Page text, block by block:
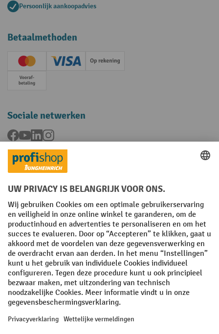
Persoonlijk aankoopadvies
Betaalmethoden
Creditcard (Master)Creditcard (Visa)Op rekening
Vooruitbetaling
Sociale netwerken
Facebook
YouTubeLinkedInInstagram
Talen
FR NL
Algemene verkoopvoorwaarden Copyright
Privacyverklaring Privacy-instellingen
All prices excl. VAT plusshipping costsand possible delivery charges,
if not stated otherwise.
¹ De korting is geldig tot en met de vermelde datum. Combinatie met
wordt éénmalig toegekend bij de eerste inschrijving voor de